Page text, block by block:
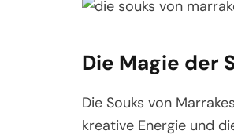
Die Magie der
Die Souks von
kreative Energie und